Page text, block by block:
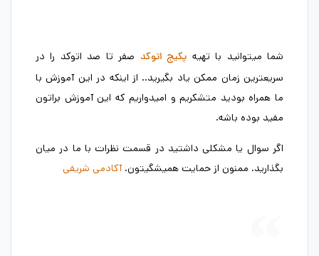
شما میتوانید با تهیه پکیج اتوکد صفر تا صد اتوکد را در
سریعترین زمان ممکن یاد بگیرید.. از اینکه در این آموزش با
ما همراه بودید متشکریم و امیدواریم که این آموزش براتون
مفید بوده باشه.
اگر سوال یا مشکلی داشتید در قسمت نظرات با ما در میان
بگذارید. ممنون از حمایت همیشگیتون.آکادمی شریفی